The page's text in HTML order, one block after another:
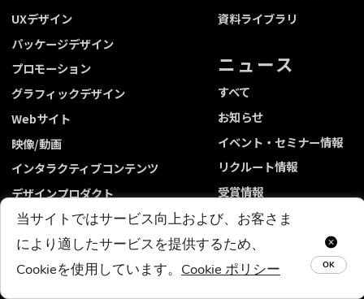
UXデザイン
パッケージデザイン
プロモーション
グラフィックデザイン
Webサイト
映像/動画
インタラクティブコンテンツ
デザインプロダクト
「制作実績」検索
Communication Design
資料ライブラリ
ニュース
すべて
お知らせ
イベント・セミナー情報
リクルート情報
受賞情報
採用情報
当サイトではサービス向上および、お客さま
により適したサービスを提供するため、
Cookieを使用しています。 Cookie ポリシー OK
Close